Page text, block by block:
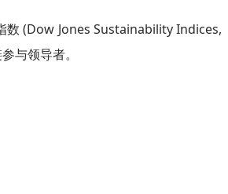
数 (Dow Jones Sustainability Indices,
与领导者。